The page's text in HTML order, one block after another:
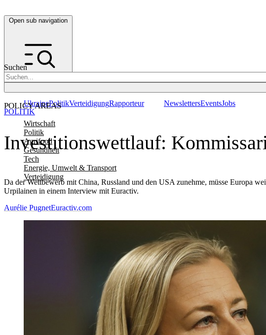
Open sub navigation
Suchen
POLICY AREAS
Wirtschaft
Politik
Agrifood
Gesundheit
Tech
Energie, Umwelt & Transport
Verteidigung
UkrainePolitikVerteidigungRapporteur NewslettersEventsJobs
Investitionswettlauf:
Da der Wettbewerb mit China, Russland und den USA zunehme, müsse Europa
Urpilainen in einem Interview mit Euractiv.
POLITIK
Aurélie PugnetEuractiv.com